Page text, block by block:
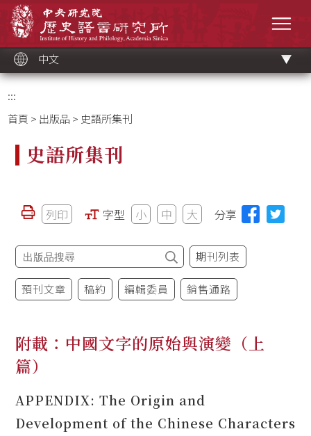
中文
:::
首頁 > 出版品 > 史語所集刊
史語所集刊
列印 字型 小 中 大 分享
期刊列表
預刊文章 稿約 編輯委員 銷售通路
附載：中國文字的原始與演變（上
篇）
APPENDIX: The Origin and
Development of the Chinese Characters